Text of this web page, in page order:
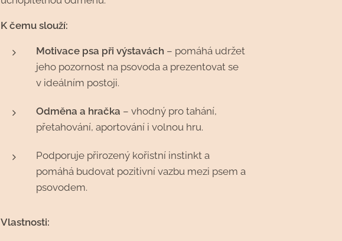
K čemu slouží:
Motivace psa při výstavách – pomáhá udržet
jeho pozornost na psovoda a prezentovat se
v ideálním postoji.
Odměna a hračka – vhodný pro tahání,
přetahování, aportování i volnou hru.
Podporuje přirozený kořistní instinkt a
pomáhá budovat pozitivní vazbu mezi psem a
psovodem.
Vlastnosti: